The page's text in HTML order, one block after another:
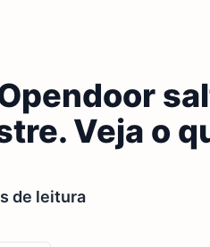
Veja o
de leitura